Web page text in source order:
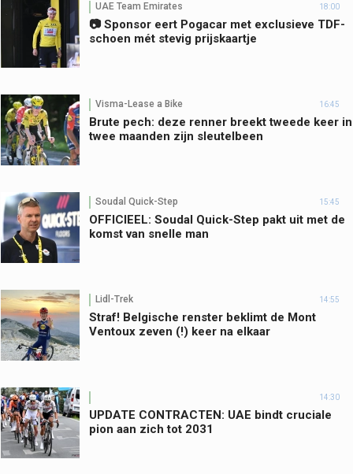
UAE Team Emirates 18:00
📷 Sponsor eert Pogacar met exclusieve TDF-
schoen mét stevig prijskaartje
Visma-Lease a Bike 16:45
Brute pech: deze renner breekt tweede keer in
twee maanden zijn sleutelbeen
Soudal Quick-Step 15:45
OFFICIEEL: Soudal Quick-Step pakt uit met de
komst van snelle man
Lidl-Trek 14:55
Straf! Belgische renster beklimt de Mont
Ventoux zeven (!) keer na elkaar
14:30
UPDATE CONTRACTEN: UAE bindt cruciale
pion aan zich tot 2031